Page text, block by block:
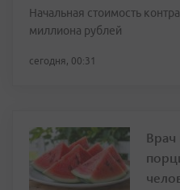
Начальная стоимость
миллиона рублей
сегодня, 00:31
Врач